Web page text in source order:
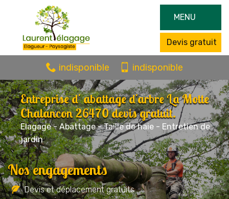
MENU
Devis gratuit
indisponible indisponible
Entreprise d' abattage d'arbre La Motte
Chalancon 26470 devis gratuit.
Elagage - Abattage - Taille de haie - Entretien de
jardin
Nos engagements
Devis et déplacement gratuits